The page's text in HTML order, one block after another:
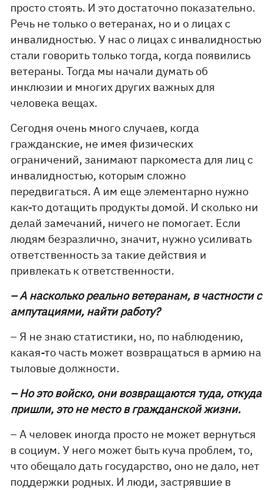
просто стоять. И это достаточно показательно.
Речь не только о ветеранах, но и о лицах с
инвалидностью. У нас о лицах с инвалидностью
стали говорить только тогда, когда появились
ветераны. Тогда мы начали думать об
инклюзии и многих других важных для
человека вещах.
Сегодня очень много случаев, когда
гражданские, не имея физических
ограничений, занимают паркоместа для лиц с
инвалидностью, которым сложно
передвигаться. А им еще элементарно нужно
как-то дотащить продукты домой. И сколько ни
делай замечаний, ничего не помогает. Если
людям безразлично, значит, нужно усиливать
ответственность за такие действия и
привлекать к ответственности.
– А насколько реально ветеранам, в частности с
ампутациями, найти работу?
– Я не знаю статистики, но, по наблюдению,
какая-то часть может возвращаться в армию на
тыловые должности.
– Но это войско, они возвращаются туда, откуда
пришли, это не место в гражданской жизни.
– А человек иногда просто не может вернуться
в социум. У него может быть куча проблем, то,
что обещало дать государство, оно не дало, нет
поддержки родных. И люди, застрявшие в